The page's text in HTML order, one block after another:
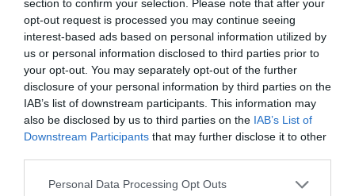
section to confirm your selection. Please note that after your
opt-out request is processed you may continue seeing
interest-based ads based on personal information utilized by
us or personal information disclosed to third parties prior to
your opt-out. You may separately opt-out of the further
disclosure of your personal information by third parties on the
IAB’s list of downstream participants. This information may
also be disclosed by us to third parties on the IAB’s List of
Downstream Participants that may further disclose it to other
Personal Data Processing Opt Outs
que ha trencat aquesta crisi és que la creativitat i
la creació de noves idees i línies de negoci no són
compatibles amb el treball des de casa. "Fer un
software és una cosa molt artesanal, i requereix
molta creativitat i col·laboració. Doncs bé, estem
traient noves versions tots els mesos, nosaltres i
la resta d'empreses", posa com a exemple.
També assegura que el 75% dels treballadors del